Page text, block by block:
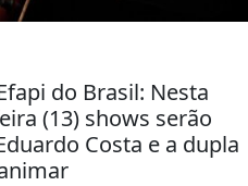
do Brasil: Nesta
(13) shows serão
Costa e a dupla